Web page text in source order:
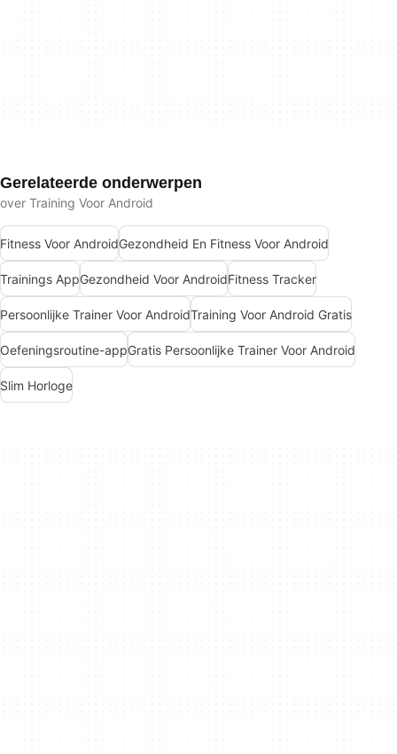
Gerelateerde onderwerpen
over Training Voor Android
Fitness Voor AndroidGezondheid En Fitness Voor Android
Trainings AppGezondheid Voor AndroidFitness Tracker
Persoonlijke Trainer Voor AndroidTraining Voor Android Gratis
Oefeningsroutine-appGratis Persoonlijke Trainer Voor Android
Slim Horloge